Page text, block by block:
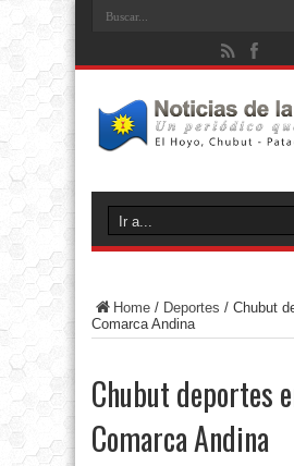
Home / Deportes / Chubut
Comarca Andina
Chubut deportes
Comarca Andina